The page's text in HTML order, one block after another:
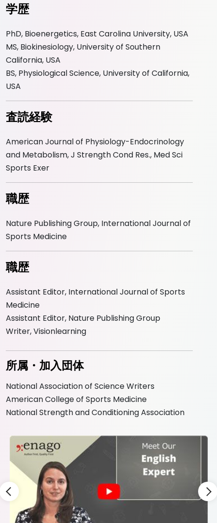
学歴
PhD, Bioenergetics, East Carolina University, USA
MS, Biokinesiology, University of Southern
California, USA
BS, Physiological Science, University of California,
USA
査読経験
American Journal of Physiology-Endocrinology
and Metabolism, J Strength Cond Res., Med Sci
Sports Exer
職歴
Nature Publishing Group, International Journal of
Sports Medicine
職歴
Assistant Editor, International Journal of Sports
Medicine
Assistant Editor, Nature Publishing Group
Writer, Visionlearning
所属・加入団体
National Association of Science Writers
American College of Sports Medicine
National Strength and Conditioning Association
Slide 3 of 9